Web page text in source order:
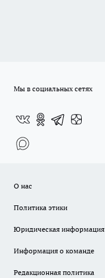
Мы в социальных сетях
О нас
Политика этики
Юридическая информация
Информация о команде
Редакционная политика